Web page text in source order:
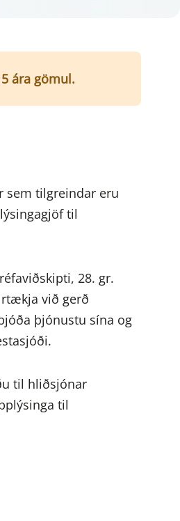
ára gömul.
sem tilgreindar eru
til
28. gr.
við gerð
þjónustu sína og
til hliðsjónar
til